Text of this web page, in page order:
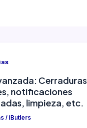
Cerraduras
notificaciones
limpieza, etc.
/ iButlers